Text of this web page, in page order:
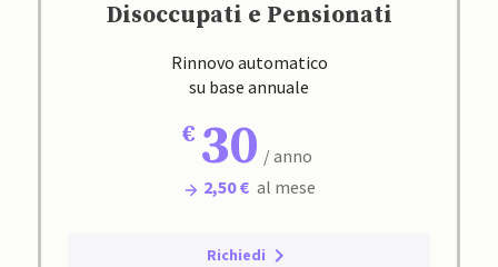
Disoccupati e Pensionati
Rinnovo automatico
su base annuale
30 / anno
2,50 € al mese
Richiedi